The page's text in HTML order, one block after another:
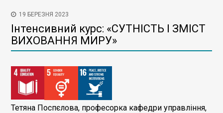
19 БЕРЕЗНЯ 2023
Інтенсивний курс: «СУТНІСТЬ І ЗМІСТ
ВИХОВАННЯ МИРУ»
Тетяна Поспєлова, професорка кафедри управління,